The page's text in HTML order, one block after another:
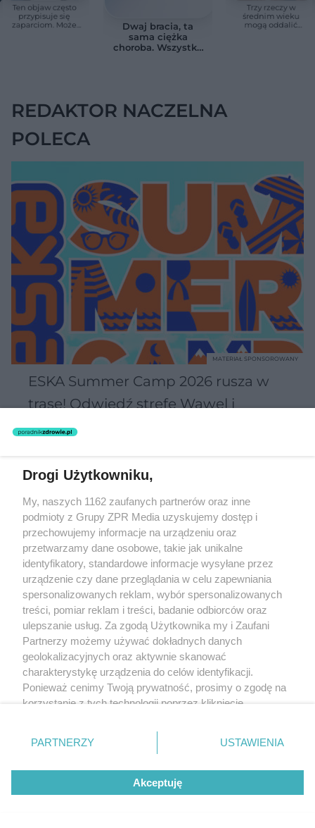
Ten objaw często
przypisuje się
zaparciom. Może
Dwaj bracia, ta
sama ciężka
choroba. Wszystko
Trzy rzeczy w
średnim wieku
mogą oddalić
REDAKTOR NACZELNA
POLECA
ESKA Summer Camp 2026 rusza w
trasę! Odwiedź strefę Wawel i
spróbuj kultowych Michałków z
MATERIAŁ SPONSOROWANY
MUZYKA
"ESKA Hity na Czasie" – playlista,
5
Drogi Użytkowniku,
My, naszych 1162 zaufanych partnerów oraz inne
podmioty z Grupy ZPR Media uzyskujemy dostęp i
przechowujemy informacje na urządzeniu oraz
przetwarzamy dane osobowe, takie jak unikalne
identyfikatory, standardowe informacje wysyłane przez
urządzenie czy dane przeglądania w celu zapewniania
spersonalizowanych reklam, wybór spersonalizowanych
treści, pomiar reklam i treści, badanie odbiorców oraz
ulepszanie usług. Za zgodą Użytkownika my i Zaufani
Partnerzy możemy używać dokładnych danych
geolokalizacyjnych oraz aktywnie skanować
charakterystykę urządzenia do celów identyfikacji.
Ponieważ cenimy Twoją prywatność, prosimy o zgodę na
korzystanie z tych technologii poprzez kliknięcie
zmienić/wycofać klikając przycisk ustawień prywatności
znajdujący się w lewym dolnym rogu strony
rodzaje przetwarzania danych nie wymagają zgody
użytkownika, ale masz prawo sprzeciwić się takiemu
przetwarzaniu. Preferencje będą miały zastosowanie tylko
PARTNERZY USTAWIENIA
Akceptuję